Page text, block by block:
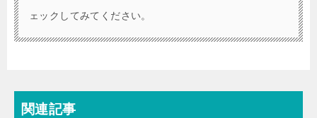
ェックしてみてください。
関連記事